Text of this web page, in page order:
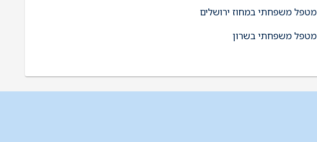
מטפל משפחתי במחוז ירושלים
מטפל משפחתי בשרון